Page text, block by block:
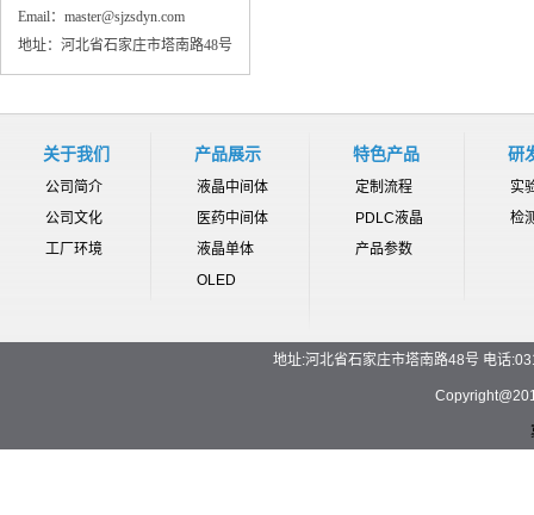
Email：master@sjzsdyn.com
地址：河北省石家庄市塔南路48号
关于我们
公司简介
公司文化
工厂环境
产品展示
液晶中间体
医药中间体
液晶单体
OLED
特色产品
定制流程
PDLC液晶
产品参数
研
实
检
地址:河北省石家庄市塔南路48号 电话